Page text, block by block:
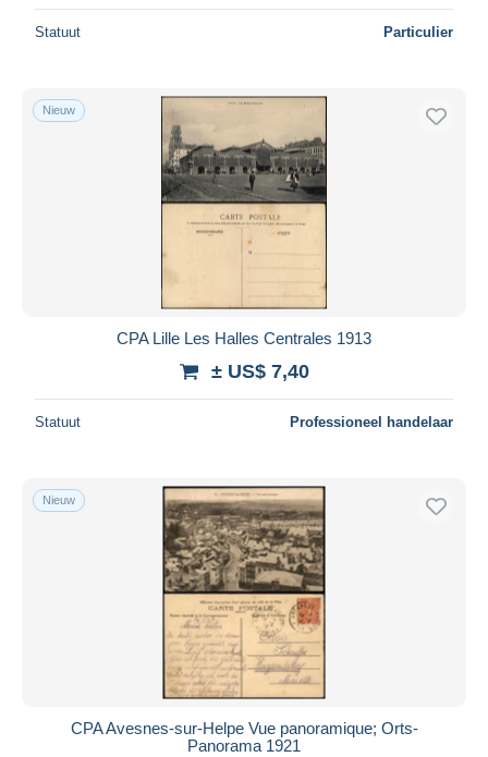
Statuut Particulier
Nieuw
CPA Lille Les Halles Centrales 1913
± US$ 7,40
Statuut Professioneel handelaar
Nieuw
CPA Avesnes-sur-Helpe Vue panoramique; Orts-
Panorama 1921